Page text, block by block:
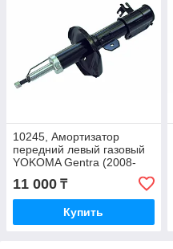
10245, Амортизатор
передний левый газовый
YOKOMA Gentra (2008-
2016) 96394571
11 000 ₸
Купить